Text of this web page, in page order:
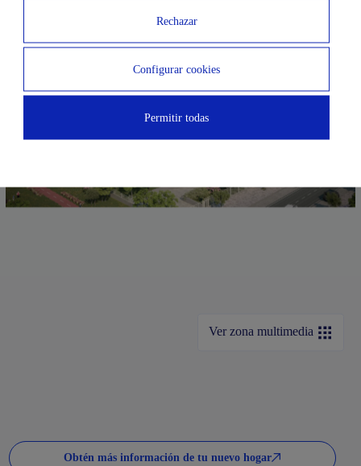
Ver zona multimedia
Obtén más información de tu nuevo hogar
Rechazar
Configurar cookies
Permitir todas